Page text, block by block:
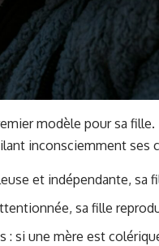
modèle pour sa
inconsciemment ses
et indépendante, sa
sa fille
: si une mère est